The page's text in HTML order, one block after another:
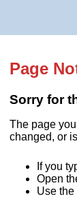
Page
Sorry for
The page
changed, or
If you
Open
Use